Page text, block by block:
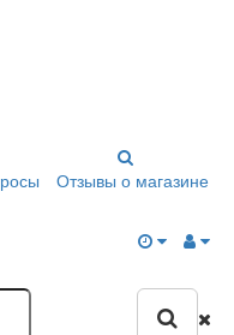
Отзывы о магазине